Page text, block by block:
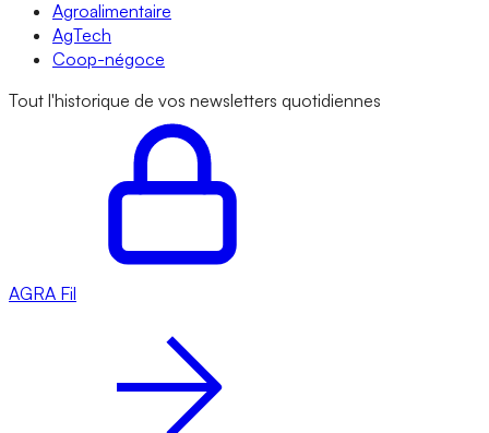
Agroalimentaire
AgTech
Coop-négoce
Tout l'historique de vos newsletters quotidiennes
AGRA Fil